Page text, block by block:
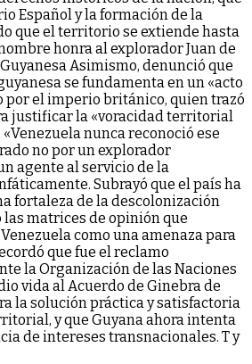
Español y la formación de la
que el territorio se extiende hasta
honra al explorador Juan de
Asimismo, denunció que
se fundamenta en un «acto
el imperio británico, quien trazó
justificar la «voracidad territorial
nunca reconoció ese
no por un explorador
agente al servicio de la
Subrayó que el país ha
fortaleza de la descolonización
matrices de opinión que
como una amenaza para
que fue el reclamo
la Organización de las Naciones
vida al Acuerdo de Ginebra de
la solución práctica y satisfactoria
y que Guyana ahora intenta
de intereses transnacionales. T y